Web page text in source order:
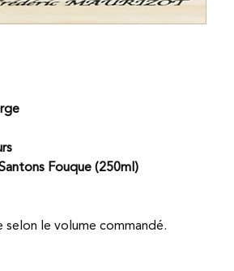
Fouque (250ml)
le volume commandé.